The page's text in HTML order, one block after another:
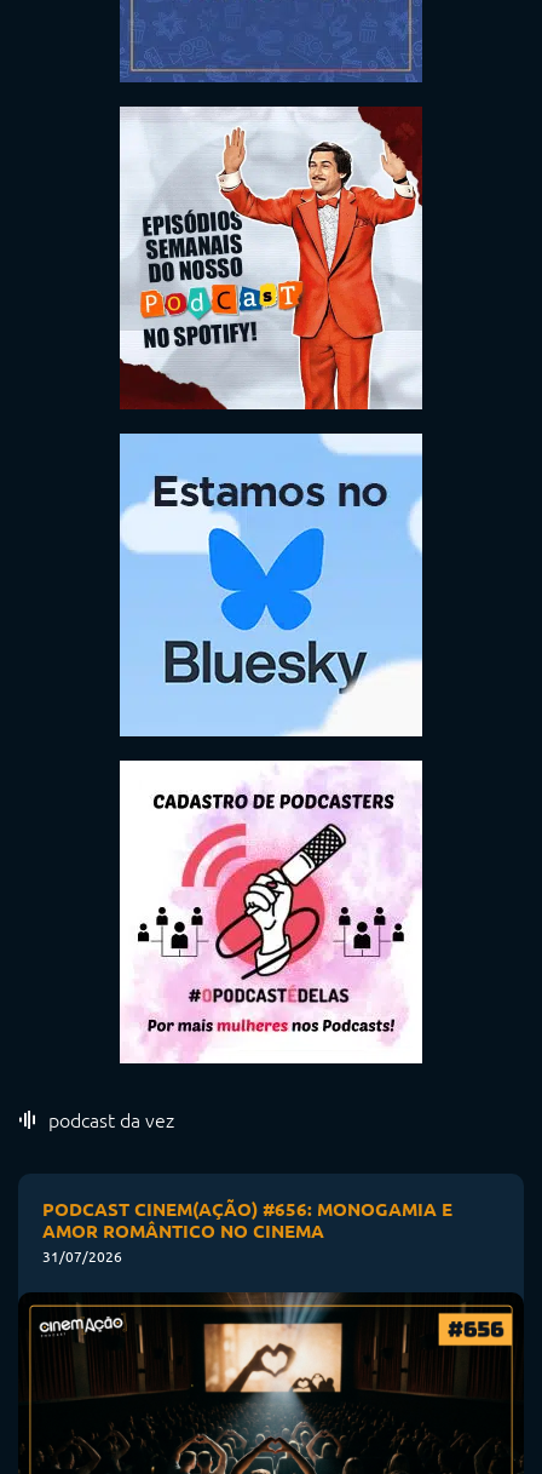
podcast da vez
PODCAST CINEM(AÇÃO) #656: MONOGAMIA E
AMOR ROMÂNTICO NO CINEMA
31/07/2026